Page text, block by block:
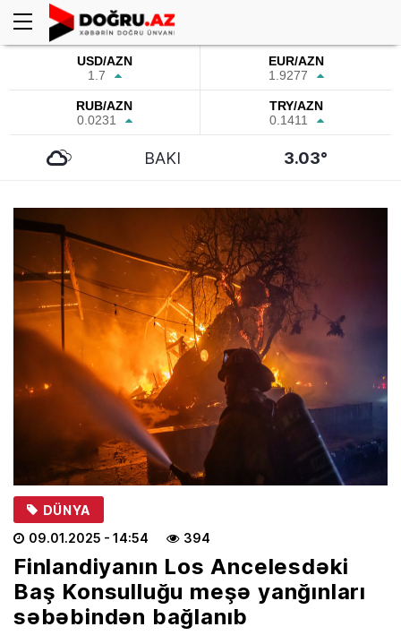
USD/AZN
1.7
EUR/AZN
1.9277
RUB/AZN
0.0231
TRY/AZN
0.1411
BAKI 3.03°
DÜNYA
09.01.2025 - 14:54 394
Finlandiyanın Los Ancelesdəki
Baş Konsulluğu meşə yanğınları
səbəbindən bağlanıb